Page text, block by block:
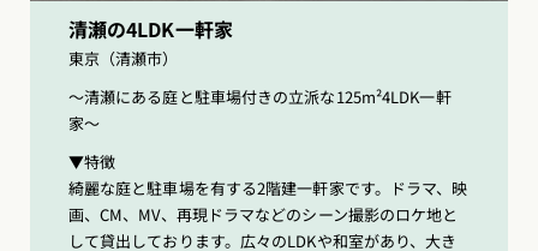
清瀬の4LDK一軒家
東京（清瀬市）
〜清瀬にある庭と駐車場付きの立派な125m²4LDK一軒
家〜
▼特徴
綺麗な庭と駐車場を有する2階建一軒家です。ドラマ、映
画、CM、MV、再現ドラマなどのシーン撮影のロケ地と
して貸出しております。広々のLDKや和室があり、大き